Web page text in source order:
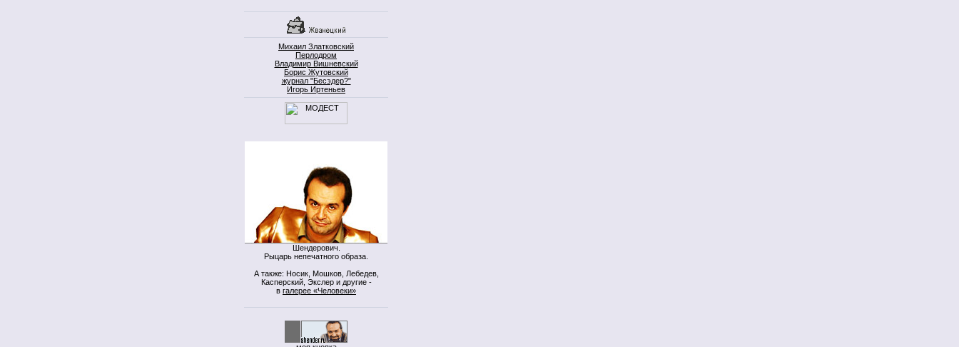
Михаил Златковский
Перлодром
Владимир Вишневский
Борис Жутовский
журнал "Бесэдер?"
Игорь Иртеньев
Шендерович.
Рыцарь непечатного образа.
А также: Носик, Мошков, Лебедев,
Касперский, Экслер и другие -
в галерее «Человеки»